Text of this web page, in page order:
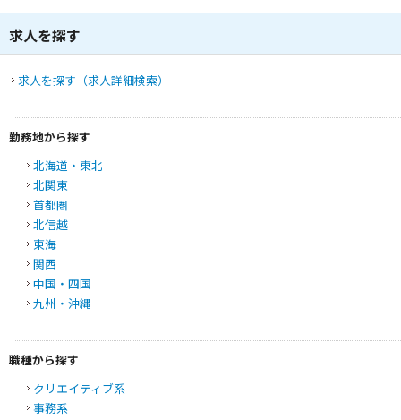
求人を探す
求人を探す（求人詳細検索）
勤務地から探す
北海道・東北
北関東
首都圏
北信越
東海
関西
中国・四国
九州・沖縄
職種から探す
クリエイティブ系
事務系